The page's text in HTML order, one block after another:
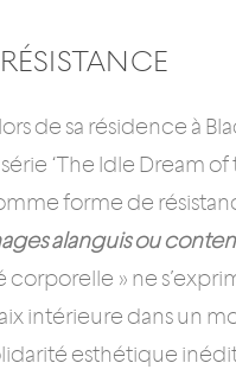
de sa résidence à
‘The Idle Dream
forme de
alanguis ou
corporelle » ne
intérieure dans un
esthétique